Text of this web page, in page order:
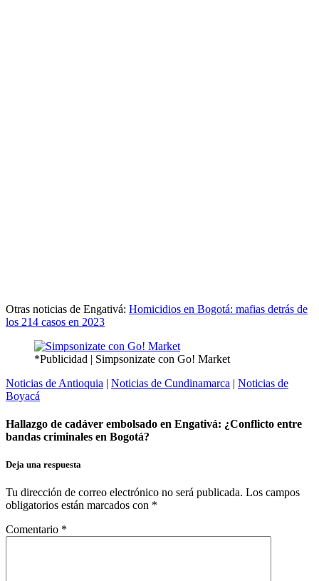
Otras noticias de Engativá: Homicidios en Bogotá: mafias detrás de
los 214 casos en 2023
*Publicidad | Simpsonizate con Go! Market
Noticias de Antioquia | Noticias de Cundinamarca | Noticias de
Boyacá
Hallazgo de cadáver embolsado en Engativá: ¿Conflicto entre
bandas criminales en Bogotá?
Deja una respuesta
Tu dirección de correo electrónico no será publicada. Los campos
obligatorios están marcados con *
Comentario *